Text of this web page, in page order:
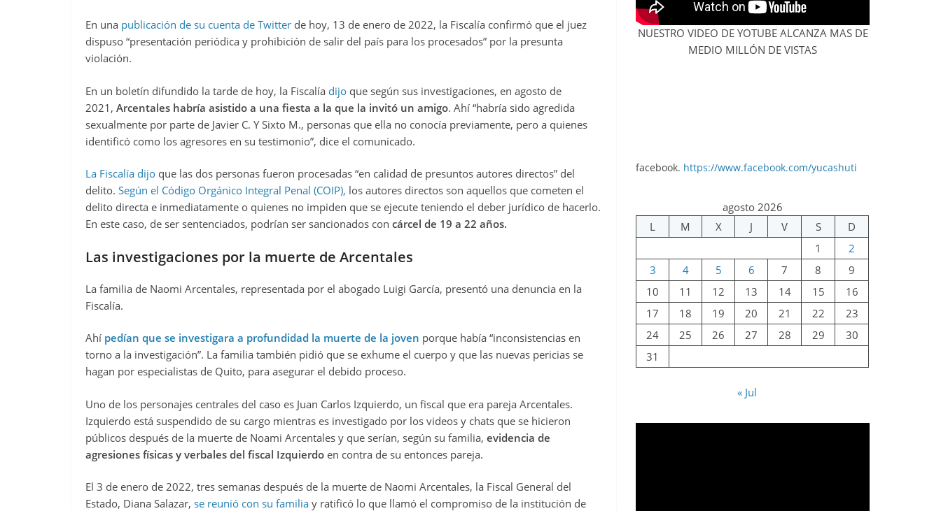
En una publicación de su cuenta de Twitter de hoy, 13 de enero de 2022, la Fiscalía confirmó que el juez
dispuso “presentación periódica y prohibición de salir del país para los procesados” por la presunta
violación.
En un boletín difundido la tarde de hoy, la Fiscalía dijo que según sus investigaciones, en agosto de
2021, Arcentales habría asistido a una fiesta a la que la invitó un amigo. Ahí “habría sido agredida
sexualmente por parte de Javier C. Y Sixto M., personas que ella no conocía previamente, pero a quienes
identificó como los agresores en su testimonio”, dice el comunicado.
La Fiscalía dijo que las dos personas fueron procesadas “en calidad de presuntos autores directos” del
delito. Según el Código Orgánico Integral Penal (COIP), los autores directos son aquellos que cometen el
delito directa e inmediatamente o quienes no impiden que se ejecute teniendo el deber jurídico de hacerlo.
En este caso, de ser sentenciados, podrían ser sancionados con cárcel de 19 a 22 años.
Las investigaciones por la muerte de Arcentales
La familia de Naomi Arcentales, representada por el abogado Luigi García, presentó una denuncia en la
Fiscalía.
Ahí pedían que se investigara a profundidad la muerte de la joven porque había “inconsistencias en
torno a la investigación”. La familia también pidió que se exhume el cuerpo y que las nuevas pericias se
hagan por especialistas de Quito, para asegurar el debido proceso.
Uno de los personajes centrales del caso es Juan Carlos Izquierdo, un fiscal que era pareja Arcentales.
Izquierdo está suspendido de su cargo mientras es investigado por los videos y chats que se hicieron
públicos después de la muerte de Noami Arcentales y que serían, según su familia, evidencia de
agresiones físicas y verbales del fiscal Izquierdo en contra de su entonces pareja.
El 3 de enero de 2022, tres semanas después de la muerte de Naomi Arcentales, la Fiscal General del
Estado, Diana Salazar, se reunió con su familia y ratificó lo que llamó el compromiso de la institución de
NUESTRO VIDEO DE YOTUBE ALCANZA MAS DE
MEDIO MILLÓN DE VISTAS
facebook. https://www.facebook.com/yucashuti
agosto 2026
L
M X J V S
D
1
2
3
4 5 6 7 8
9
10
11 12 13 14 15
16
17
18 19 20 21 22
23
24
25 26 27 28 29
30
31
« Jul